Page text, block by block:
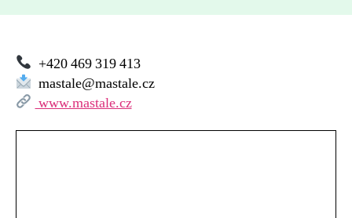
+420 469 319 413
mastale@mastale.cz
www.mastale.cz